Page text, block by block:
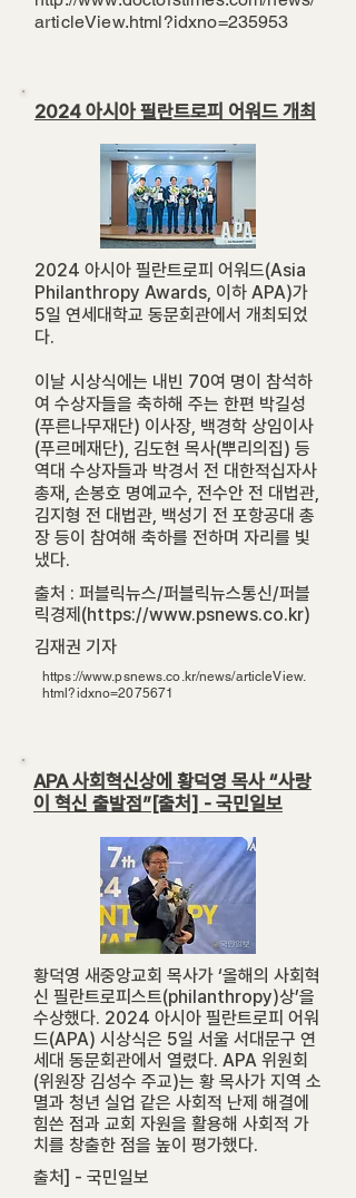
articleView.html?idxno=235953
2024 아시아 필란트로피 어워드 개최
2024 아시아 필란트로피 어워드(Asia
Philanthropy Awards, 이하 APA)가
5일 연세대학교 동문회관에서 개최되었
다.
이날 시상식에는 내빈 70여 명이 참석하
여 수상자들을 축하해 주는 한편 박길성
(푸른나무재단) 이사장, 백경학 상임이사
(푸르메재단), 김도현 목사(뿌리의집) 등
역대 수상자들과 박경서 전 대한적십자사
총재, 손봉호 명예교수, 전수안 전 대법관,
김지형 전 대법관, 백성기 전 포항공대 총
장 등이 참여해 축하를 전하며 자리를 빛
냈다.
출처 : 퍼블릭뉴스/퍼블릭뉴스통신/퍼블
릭경제(https://www.psnews.co.kr)
김재권 기자
https://www.psnews.co.kr/news/articleView.
html?idxno=2075671
APA 사회혁신상에 황덕영 목사 “사랑
이 혁신 출발점”[출처] - 국민일보
황덕영 새중앙교회 목사가 ‘올해의 사회혁
신 필란트로피스트(philanthropy)상’을
수상했다. 2024 아시아 필란트로피 어워
드(APA) 시상식은 5일 서울 서대문구 연
세대 동문회관에서 열렸다. APA 위원회
(위원장 김성수 주교)는 황 목사가 지역 소
멸과 청년 실업 같은 사회적 난제 해결에
힘쓴 점과 교회 자원을 활용해 사회적 가
치를 창출한 점을 높이 평가했다.
출처] - 국민일보